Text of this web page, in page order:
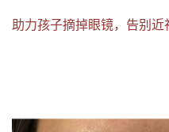
助力孩子摘掉眼镜，告别